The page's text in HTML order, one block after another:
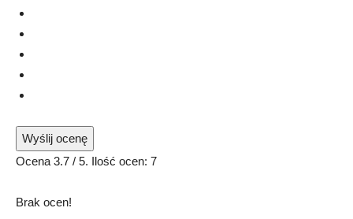
Wyślij ocenę
Ocena 3.7 / 5. Ilość ocen: 7
Brak ocen!